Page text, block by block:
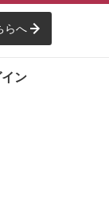
らへ
イン